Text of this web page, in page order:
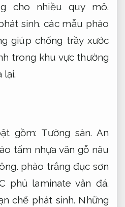
cho nhiều quy mô.
sinh. các mẫu phào
giúp chống trầy xước
trong khu vực thường
lại.
gồm: Tường sàn. An
tấm nhựa vân gỗ nâu
phào trắng đục sơn
phủ laminate vân đá.
chế phát sinh. Những